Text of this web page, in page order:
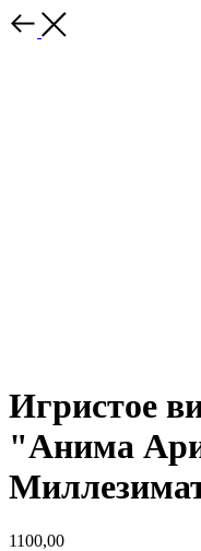
Игристое
"Анима
1100,00